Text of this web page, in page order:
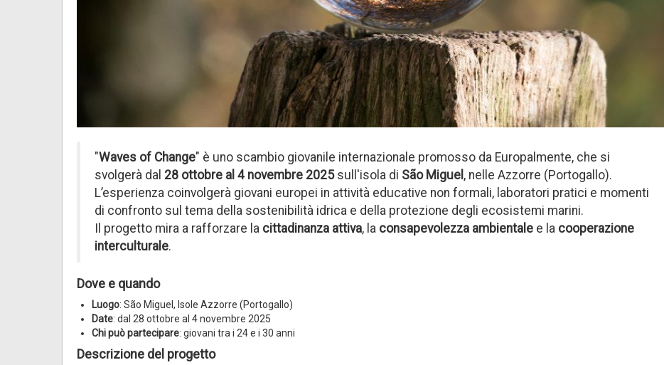
"Waves of Change" è uno scambio giovanile internazionale promosso da Europalmente, che si
svolgerà dal 28 ottobre al 4 novembre 2025 sull'isola di São Miguel , nelle Azzorre (Portogallo).
L’esperienza coinvolgerà giovani europei in attività educative non formali, laboratori pratici e momenti
di confronto sul tema della sostenibilità idrica e della protezione degli ecosistemi marini.
Il progetto mira a rafforzare la cittadinanza attiva, la consapevolezza ambientale e la cooperazione
interculturale.
Dove e quando
Luogo: São Miguel, Isole Azzorre (Portogallo)
Date: dal 28 ottobre al 4 novembre 2025
Chi può partecipare: giovani tra i 24 e i 30 anni
Descrizione del progetto